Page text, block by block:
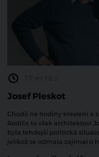
Josef Pleskot
Chodil na hodiny kreslení a
Rodiče to však architektovi
byla tehdejší politická
jelikož se odmala zajímal o